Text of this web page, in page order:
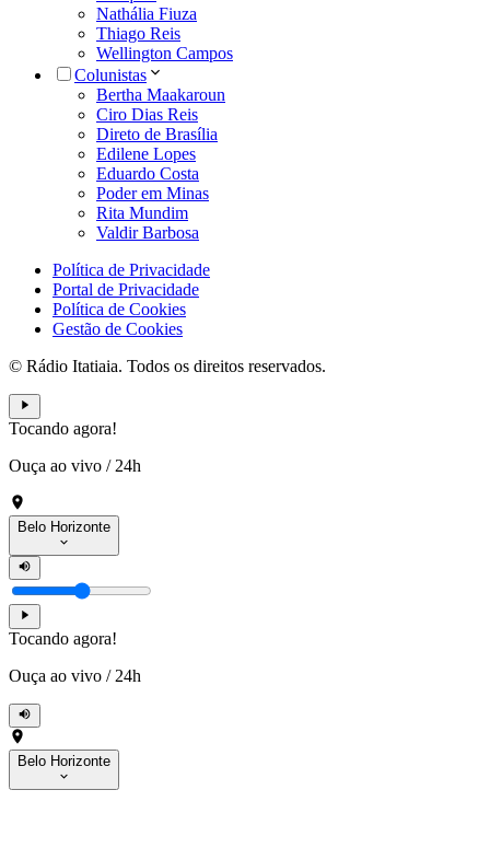
Nathália Fiuza
Thiago Reis
Wellington Campos
Colunistas
Bertha Maakaroun
Ciro Dias Reis
Direto de Brasília
Edilene Lopes
Eduardo Costa
Poder em Minas
Rita Mundim
Valdir Barbosa
Política de Privacidade
Portal de Privacidade
Política de Cookies
Gestão de Cookies
© Rádio Itatiaia. Todos os direitos reservados.
Tocando agora!
Ouça ao vivo / 24h
Belo Horizonte
Tocando agora!
Ouça ao vivo / 24h
Belo Horizonte